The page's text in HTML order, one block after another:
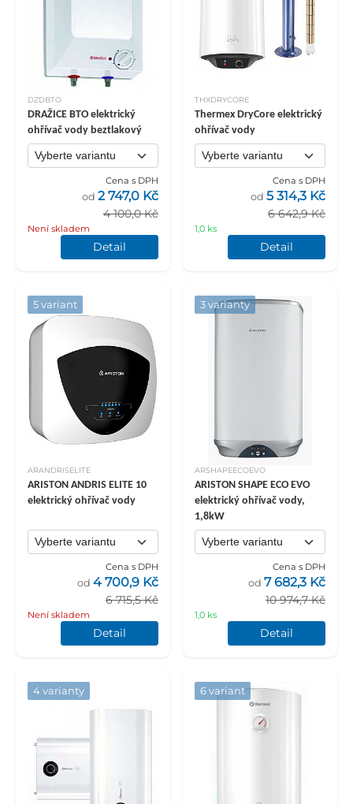
DZDBTO
DRAŽICE BTO elektrický
ohřívač vody beztlakový
Cena s DPH
4 100,0 Kč
od 2 747,0 Kč
Není skladem
Detail
THXDRYCORE
Thermex DryCore elektrický
ohřívač vody
Cena s DPH
6 642,9 Kč
od 5 314,3 Kč
1,0 ks
Detail
5 variant
ARANDRISELITE
ARISTON ANDRIS ELITE 10
elektrický ohřívač vody
Cena s DPH
6 715,5 Kč
od 4 700,9 Kč
Není skladem
Detail
3 varianty
ARSHAPEECOEVO
ARISTON SHAPE ECO EVO
elektrický ohřívač vody,
1,8kW
Cena s DPH
10 974,7 Kč
od 7 682,3 Kč
1,0 ks
Detail
4 varianty 6 variant